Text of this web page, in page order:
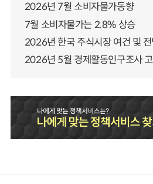
2026년 7월 소비자물가동향
7월 소비자물가는 2.8% 상승
2026년 한국 주식시장 여건 및
2026년 5월 경제활동인구조사